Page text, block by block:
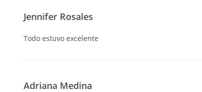
Jennifer Rosales
Todo estuvo excelente
Adriana Medina